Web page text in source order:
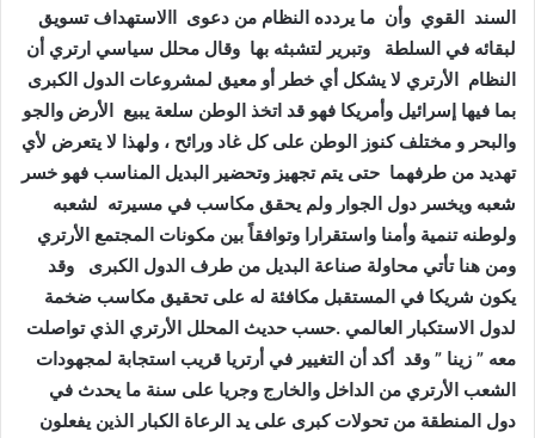
السند القوي وأن ما يردده النظام من دعوى االاستهداف تسويق
لبقائه في السلطة وتبرير لتشبثه بها وقال محلل سياسي ارتري أن
النظام الأرتري لا يشكل أي خطر أو معيق لمشروعات الدول الكبرى
بما فيها إسرائيل وأمريكا فهو قد اتخذ الوطن سلعة يبيع الأرض والجو
والبحر و مختلف كنوز الوطن على كل غاد ورائح ، ولهذا لا يتعرض لأي
تهديد من طرفهما حتى يتم تجهيز وتحضير البديل المناسب فهو خسر
شعبه ويخسر دول الجوار ولم يحقق مكاسب في مسيرته لشعبه
ولوطنه تنمية وأمنا واستقرارا وتوافقاً بين مكونات المجتمع الأرتري
ومن هنا تأتي محاولة صناعة البديل من طرف الدول الكبرى وقد
يكون شريكا في المستقبل مكافئة له على تحقيق مكاسب ضخمة
لدول الاستكبار العالمي .حسب حديث المحلل الأرتري الذي تواصلت
معه ” زينا ” وقد أكد أن التغيير في أرتريا قريب استجابة لمجهودات
الشعب الأرتري من الداخل والخارج وجريا على سنة ما يحدث في
دول المنطقة من تحولات كبرى على يد الرعاة الكبار الذين يفعلون